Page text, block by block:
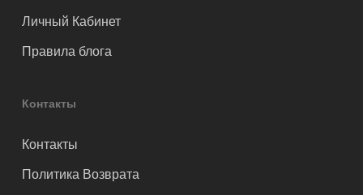
Личный Кабинет
Правила блога
Контакты
Контакты
Политика Возврата